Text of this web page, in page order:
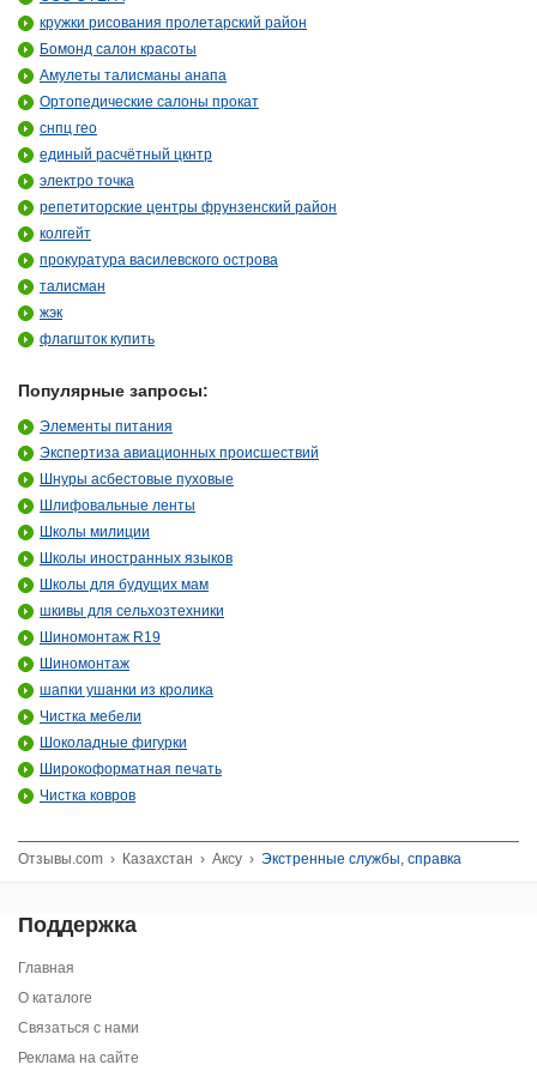
кружки рисования пролетарский район
Бомонд салон красоты
Амулеты талисманы анапа
Ортопедические салоны прокат
снпц гео
единый расчётный цкнтр
электро точка
репетиторские центры фрунзенский район
колгейт
прокуратура василевского острова
талисман
жэк
флагшток купить
Популярные запросы:
Элементы питания
Экспертиза авиационных происшествий
Шнуры асбестовые пуховые
Шлифовальные ленты
Школы милиции
Школы иностранных языков
Школы для будущих мам
шкивы для сельхозтехники
Шиномонтаж R19
Шиномонтаж
шапки ушанки из кролика
Чистка мебели
Шоколадные фигурки
Широкоформатная печать
Чистка ковров
Отзывы.com › Казахстан › Аксу › Экстренные службы, справка
Поддержка
Главная
О каталоге
Связаться с нами
Реклама на сайте